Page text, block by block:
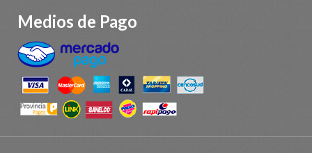
Medios de Pago